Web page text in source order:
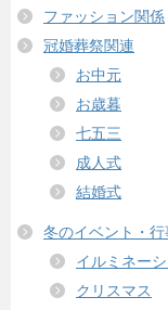
ファッション関係
冠婚葬祭関連
お中元
お歳暮
七五三
成人式
結婚式
冬のイベント・行
イルミネー
クリスマス